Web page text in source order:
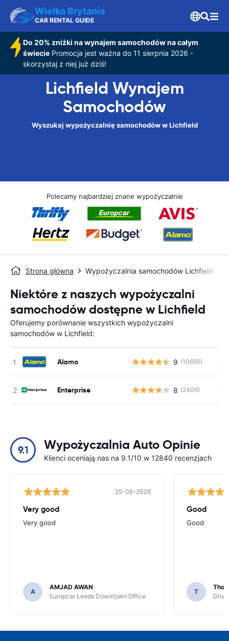
Wielka Brytania
CAR RENTAL GUIDE
Do 20% zniżki na wynajem samochodów na całym
świeciePromocja jest ważna do 11 sierpnia 2026 -
skorzystaj z niej już dziś!
Lichfield Wynajem
Samochodów
Wyszukaj wypożyczalnię samochodów w Lichfield
Polecamy najbardziej znane wypożyczalnie
Strona główna Wypożyczalnia samochodów Lichfield
Niektóre z naszych wypożyczalni
samochodów dostępne w Lichfield
Oferujemy porównanie wszystkich wypożyczalni
samochodów w Lichfield:
Alamo 9 (10695)
Enterprise 8 (2406)
9.1 Wypożyczalnia Auto Opinie
Klienci oceniają nas na 9.1/10 w 12840 recenzjach
25-05-2026
Very good
Very good
A
AMJAD AWAN
Europcar Leeds Downtown Office
Good
Good
T